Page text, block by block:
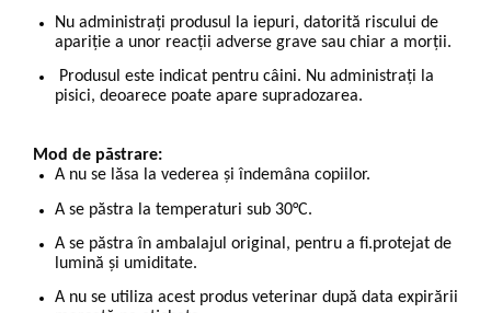
Nu administrați produsul la iepuri, datorită riscului de
apariție a unor reacții adverse grave sau chiar a morții.
Produsul este indicat pentru câini. Nu administrați la
pisici, deoarece poate apare supradozarea.
Mod de păstrare:
A nu se lăsa la vederea și îndemâna copiilor.
A se păstra la temperaturi sub 30°C.
A se păstra în ambalajul original, pentru a fi.protejat de
lumină și umiditate.
A nu se utiliza acest produs veterinar după data expirării